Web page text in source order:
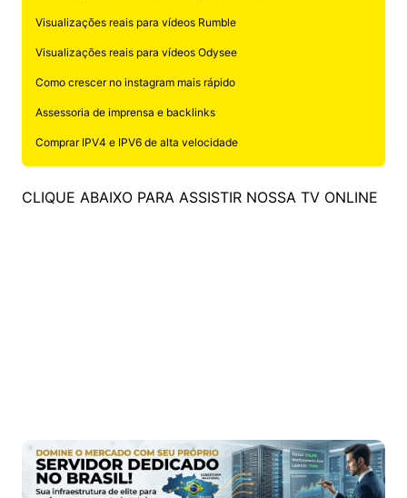
Visualizações reais para vídeos Rumble
Visualizações reais para vídeos Odysee
Como crescer no instagram mais rápido
Assessoria de imprensa e backlinks
Comprar IPV4 e IPV6 de alta velocidade
CLIQUE ABAIXO PARA ASSISTIR NOSSA TV ONLINE